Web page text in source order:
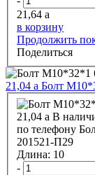
21,64 a
в корзину
Продолжить
Поделиться
21,04 a Болт
21,04 a В
по телефону
201521-П29
Длина: 10
-